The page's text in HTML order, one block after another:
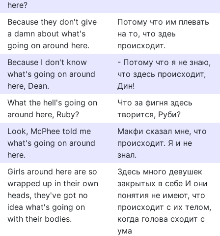
here?
Because they don't give
a damn about what's
going on around here.
Потому что им плевать
на то, что здеь
происходит.
Because I don't know
what's going on around
here, Dean.
- Потому что я не знаю,
что здесь происходит,
Дин!
What the hell's going on
around here, Ruby?
Что за фигня здесь
творится, Руби?
Look, McPhee told me
what's going on around
here.
Макфи сказал мне, что
происходит. Я и не
знал.
Girls around here are so
wrapped up in their own
heads, they've got no
idea what's going on
with their bodies.
Здесь много девушек
закрытых в себе И они
понятия не имеют, что
происходит с их телом,
когда голова сходит с
ума